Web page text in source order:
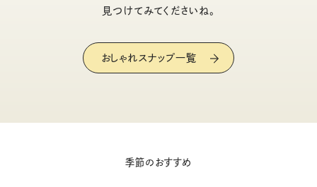
見つけてみてくださいね。
おしゃれスナップ一覧
季節のおすすめ